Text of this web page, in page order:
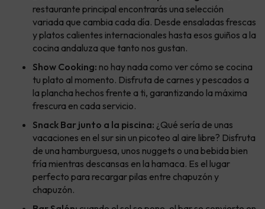
restaurante principal encontrarás una selección
variada que cambia cada día. Desde ensaladas frescas
y platos calientes internacionales hasta esos guiños a la
cocina andaluza que tanto nos gustan.
Show Cooking: no hay nada como ver cómo se cocina
tu plato al momento. Disfruta de carnes y pescados a
la plancha hechos frente a ti, garantizando la máxima
frescura en cada servicio.
Snack Bar junto a la piscina: ¿Qué sería de unas
vacaciones en el sur sin un picoteo al aire libre? Disfruta
de una hamburguesa, unos nuggets o una bebida bien
fría mientras descansas en la hamaca. Es el lugar
perfecto para recargar pilas entre chapuzón y
chapuzón.